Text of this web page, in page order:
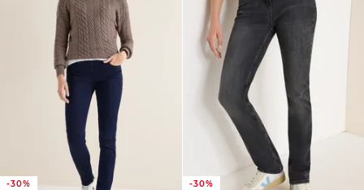
-30%
-30%